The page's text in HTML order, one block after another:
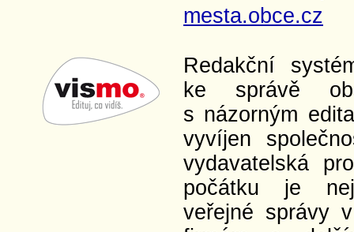
mesta.obce.cz
Redakční
ke správě
s názorným
vyvíjen
vydavatelská
počátku je
veřejné správy